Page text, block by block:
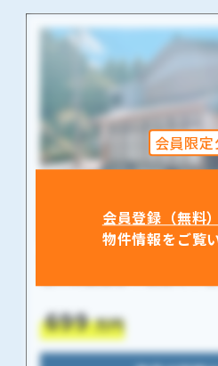
会員限定
会員登録（無料）
物件情報をご覧
699 万円